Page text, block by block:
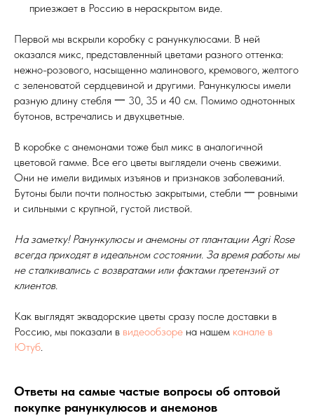
приезжает в Россию в нераскрытом виде.
Первой мы вскрыли коробку с ранункулюсами. В ней
оказался микс, представленный цветами разного оттенка:
нежно-розового, насыщенно малинового, кремового, желтого
с зеленоватой сердцевиной и другими. Ранункулюсы имели
разную длину стебля 一 30, 35 и 40 см. Помимо однотонных
бутонов, встречались и двухцветные.
В коробке с анемонами тоже был микс в аналогичной
цветовой гамме. Все его цветы выглядели очень свежими.
Они не имели видимых изъянов и признаков заболеваний.
Бутоны были почти полностью закрытыми, стебли 一 ровными
и сильными с крупной, густой листвой.
На заметку! Ранункулюсы и анемоны от плантации Agri Rose
всегда приходят в идеальном состоянии. За время работы мы
не сталкивались с возвратами или фактами претензий от
клиентов.
Как выглядят эквадорские цветы сразу после доставки в
Россию, мы показали в видеообзоре на нашем канале в
Ютуб
Ответы на самые частые вопросы об оптовой
покупке ранункулюсов и анемонов